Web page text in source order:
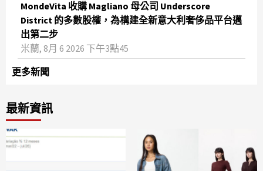
MondeVita 收購 Magliano 母公司 Underscore
District 的多數股權，為構建全新意大利奢侈品平台邁
出第二步
米蘭, 8月 6 2026 下午3點45
更多新聞
最新資訊